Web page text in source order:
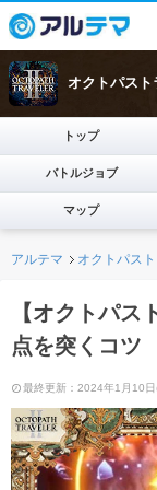
オクトパス
トップ
バトルジョブ
マップ
アルテマ オクトパス
【オクトパ
点を突くコツ
最終更新：2024年1月10